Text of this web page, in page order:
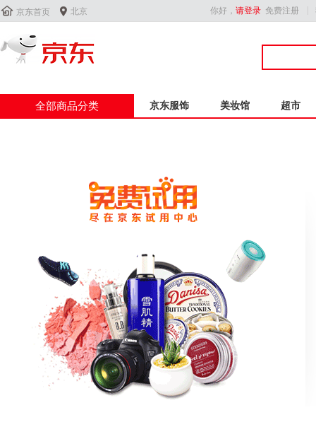
 京东首页  北京 你好， 请登录 免费注册
全部商品分类 京东服饰 美妆馆 超市